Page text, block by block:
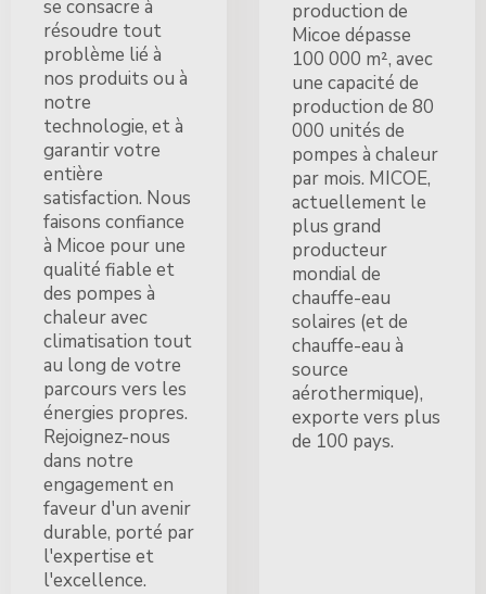
se consacre à
résoudre tout
problème lié à
nos produits ou à
notre
technologie, et à
garantir votre
entière
satisfaction. Nous
faisons confiance
à Micoe pour une
qualité fiable et
des pompes à
chaleur avec
climatisation tout
au long de votre
parcours vers les
énergies propres.
Rejoignez-nous
dans notre
engagement en
faveur d'un avenir
durable, porté par
l'expertise et
l'excellence.
production de
Micoe dépasse
100 000 m², avec
une capacité de
production de 80
000 unités de
pompes à chaleur
par mois. MICOE,
actuellement le
plus grand
producteur
mondial de
chauffe-eau
solaires (et de
chauffe-eau à
source
aérothermique),
exporte vers plus
de 100 pays.